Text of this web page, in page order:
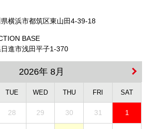
横浜市都筑区東山田4-39-18
BASE
進市浅田平子1-370
2026年 8月
TUE WED THU FRI SAT
28 29 30 31 1